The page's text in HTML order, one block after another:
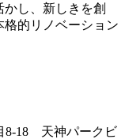
し、新しきを創
格的リノベーション
8-18 天神パークビ